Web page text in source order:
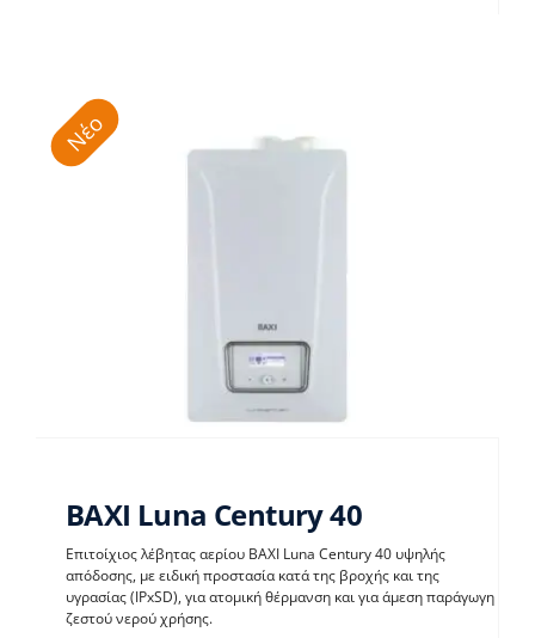
Νέο
BAXI Luna Century 40
Επιτοίχιος λέβητας αερίου BAXI Luna Century 40 υψηλής
απόδοσης, με ειδική προστασία κατά της βροχής και της
υγρασίας (IPxSD), για ατομική θέρμανση και για άμεση παράγωγη
ζεστού νερού χρήσης.